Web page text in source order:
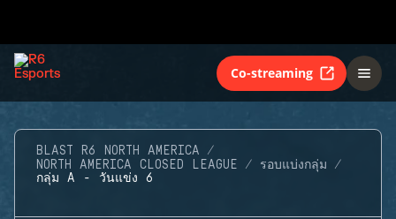
Co-streaming
BLAST R6 NORTH AMERICA
NORTH AMERICA CLOSED LEAGUE
รอบแบ่งกลุ่ม
กลุ่ม A - วันแข่ง 6